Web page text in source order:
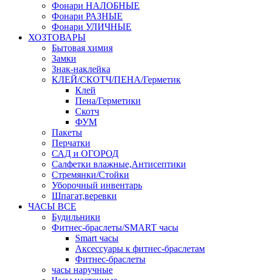
Фонари НАЛОБНЫЕ
Фонари РАЗНЫЕ
Фонари УЛИЧНЫЕ
ХОЗТОВАРЫ
Бытовая химия
Замки
Знак-наклейка
КЛЕЙ/СКОТЧ/ПЕНА/Герметик
Клей
Пена/Герметики
Скотч
ФУМ
Пакеты
Перчатки
САД и ОГОРОД
Салфетки влажные,Антисептики
Стремянки/Стойки
Уборочный инвентарь
Шпагат,веревки
ЧАСЫ ВСЕ
Будильники
Фитнес-браслеты/SMART часы
Smart часы
Аксессуары к фитнес-браслетам
Фитнес-браслеты
часы наручные